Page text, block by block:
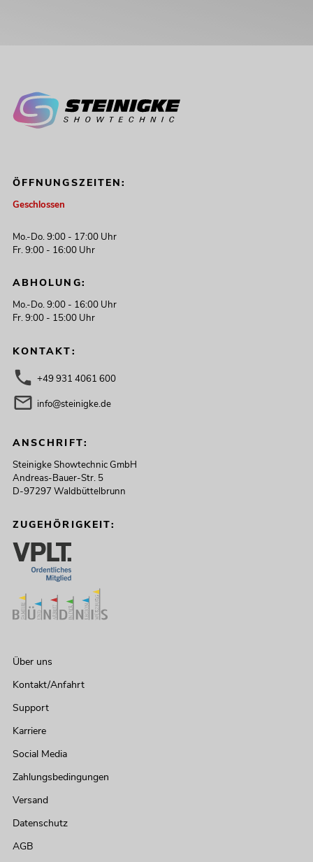
ÖFFNUNGSZEITEN:
Geschlossen
Mo.-Do. 9:00 - 17:00 Uhr
Fr. 9:00 - 16:00 Uhr
ABHOLUNG:
Mo.-Do. 9:00 - 16:00 Uhr
Fr. 9:00 - 15:00 Uhr
KONTAKT:
+49 931 4061 600
info@steinigke.de
ANSCHRIFT:
Steinigke Showtechnic GmbH
Andreas-Bauer-Str. 5
D-97297 Waldbüttelbrunn
ZUGEHÖRIGKEIT:
Über uns
Kontakt/Anfahrt
Support
Karriere
Social Media
Zahlungsbedingungen
Versand
Datenschutz
AGB